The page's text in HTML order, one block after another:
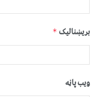
بریښنالیک *
ویب پاڼه